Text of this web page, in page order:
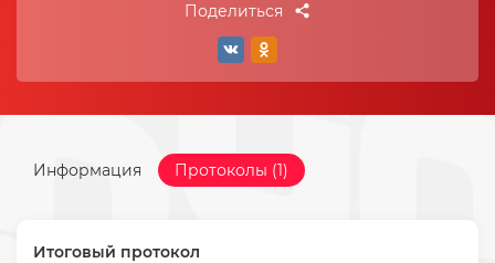
Поделиться
Информация Протоколы (1)
Итоговый протокол